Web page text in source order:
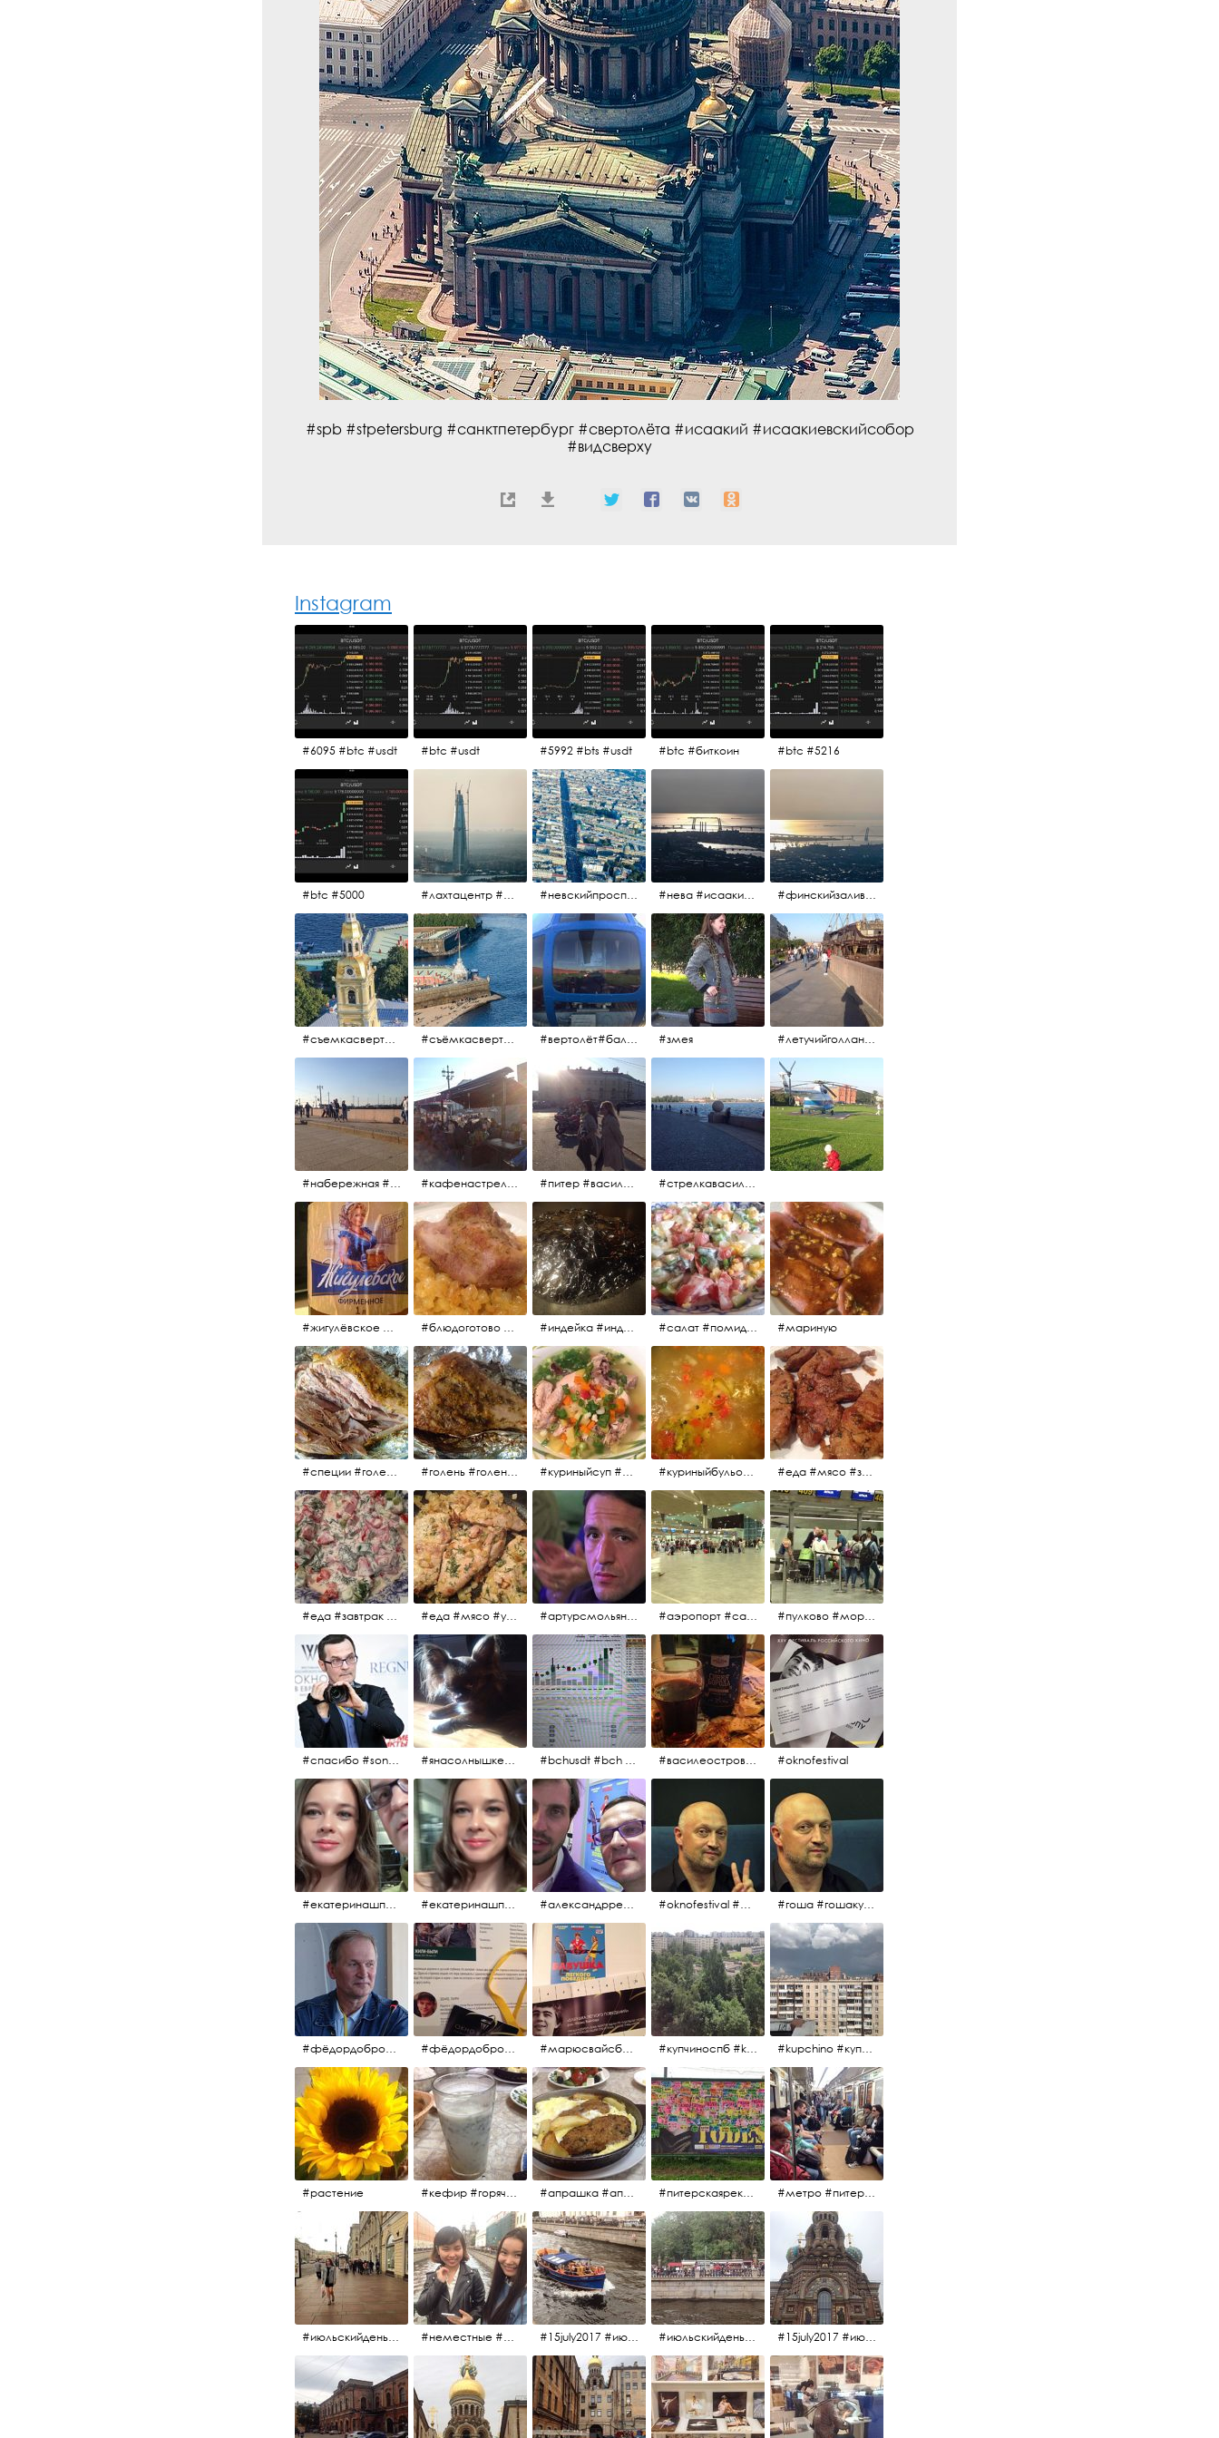
#spb #stpetersburg #санктпетербург #свертолёта #исаакий #исаакиевскийсобор
#видсверху
Instagram
#6095 #btc #usdt #btc #usdt #5992 #bts #usdt #btc #биткоин #btc #5216
#btc #5000 #лахтацентр #лахта #башнягазпром #газпром #башня #небоскрёбпитера #небоскрёб #финскийзалив #санктпетербург #невскийпроспект #центргорода #санктпетербург #осень2017 #когдапаришьнадгородом #нева #исаакий #исаакиевскийсобор #нева #васильевскийостров #адмиралтейскийрайон #финскийзалив #дворцовыймост #небонадпитером #осень2017 #финскийзалив #маркизовалужа #нева
#съемкасвертолета #вертолёт #съёмкасвертолёта #петропавловскаякрепость #заячийостров #санктпетербург #съёмкасвертолёта #питер #петропавловскаякрепость #нева #осень2017 #вертолёт#балтийскиеавиалинии #петропавловскаякрепость #заячийостров #полётынадпитером #полётынадгородом #полёты #змея #летучийголландец #набережнаяневы
#набережная #людигуляют #биржевоймост #кафенастрелкевасильевскогоострова #байкеры #питер #васильевскийостров #байкеры #иностранцы #стрелкавасильевскогоострова #нева #река
#жигулёвское #пиво #свежеепиво #beer #напиток #блюдоготово #можнокушать #простолук #лук #индейкавфольге #мясоиндейки #индейка #индейкавфольге #еда #мясоиндейки 🚀 #салат #помидоры #яйцо #огурцы #зелень #кинза #петрушка #укроп #сметана #соль #витамины #мариную
#специи #голень #голеньиндейки #индейка #мясо #еда #завтрак #голеньиндейкивфольге #голень #голеньиндейки #голеньиндейкивфольге #индейка #завтрак #еда #мясо #куриныйсуп #еда #ужин #можнокушать #куриныйбульон #лавровыйлист #помидоры #картофель #чеснок #лук #морковь #приправы #перецдушистый #курица #ужин #еда #сольповкусу #жёлтыйкарри #имбирь #кориандр #кокос #лимонныйсок #оливковоемасло #кумин #кайенскийперец #еда #мясо #завтрак #источниквдохновения #люблюготовить
#еда #завтрак #витамины #помидоры #укроп #огурцы #сметана #салат #еда #мясо #утро #завтрак #едакакисточниквдохновения #артурсмольянинов @melnikovadsh #artursmolyaninov #аэропорт #санктпетербург #пулково #мореморе #моремолнцепесок #дваночи #пулково #море #песок #лето #морепесоксолнце #дваночи
#спасибо #sony #nikon #oknofestivsl @alex_kurov #aplgallery #янасолнышкележу #янасолнышкогляжу #чихуахуа #bchusdt #bch #usdt #sell #buy #exchange #markets #bitcoincash #cryptocurrency #pump #василеостровское #синяяборода #пиво #пивовобла #вобла #рыба #oknofestival
#екатеринашпица #шпица @ekaterinashpitsa #екатеринашпица #шпица @ekaterinashpitsa #александрревва #ревва #артурпирожков #бабушкалегкогоповедения @arthurpirozhkov #oknofestival #gosha #гошакуценко #гоша #гошакуценко #oknofestival
#фёдордобронравов #кино #хорошеекино #жилибыли #фёдордобронравов #эдуардпарри #жилибыли #иринарозанова #марюсвайсберг #александрревва #глюкоза #любовьвбольшомгороде #ххvфестивальроссийскогокино #купчиноспб #kupchino #kupchino #купчиноспб
#растение #кефир #горячийкефир #национальноеблюдо #лаваш #вкусно #апрашка #апраксиндвор #кафенаапрашке #куринаякотлетанасковороде #сковородка #кафедлясвоих #питерскаяреклама #todes #куколки #окраинапитера #фрунзенскийрайон #метро #питерскоеметро #невскаялиния
#июльскийдень2017 #15july2017 #невский #неместные #июльскийдень2017 #15july2017 #июльскийдень2017 #катерок #bonfire #июльскийдень2017 #15july2017 #15july2017 #июльскийдень2017 #спаснакрови